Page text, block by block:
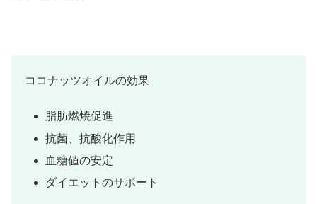
ココナッツオイルの効果
脂肪燃焼促進
抗菌、抗酸化作用
血糖値の安定
ダイエットのサポート